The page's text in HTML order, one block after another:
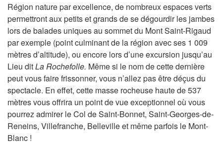
Région nature par excellence, de nombreux espaces verts
permettront aux petits et grands de se dégourdir les jambes
lors de balades uniques au sommet du Mont Saint-Rigaud
par exemple (point culminant de la région avec ses 1 009
mètres d’altitude), ou encore lors d’une excursion jusqu’au
Lieu ditLa Rochefolle. Même si le nom de cette dernière
peut vous faire frissonner, vous n’allez pas être déçus du
spectacle. En effet, cette masse rocheuse haute de 537
mètres vous offrira un point de vue exceptionnel où vous
pourrez admirer le Col de Saint-Bonnet, Saint-Georges-de-
Reneins, Villefranche, Belleville et même parfois le Mont-
Blanc !